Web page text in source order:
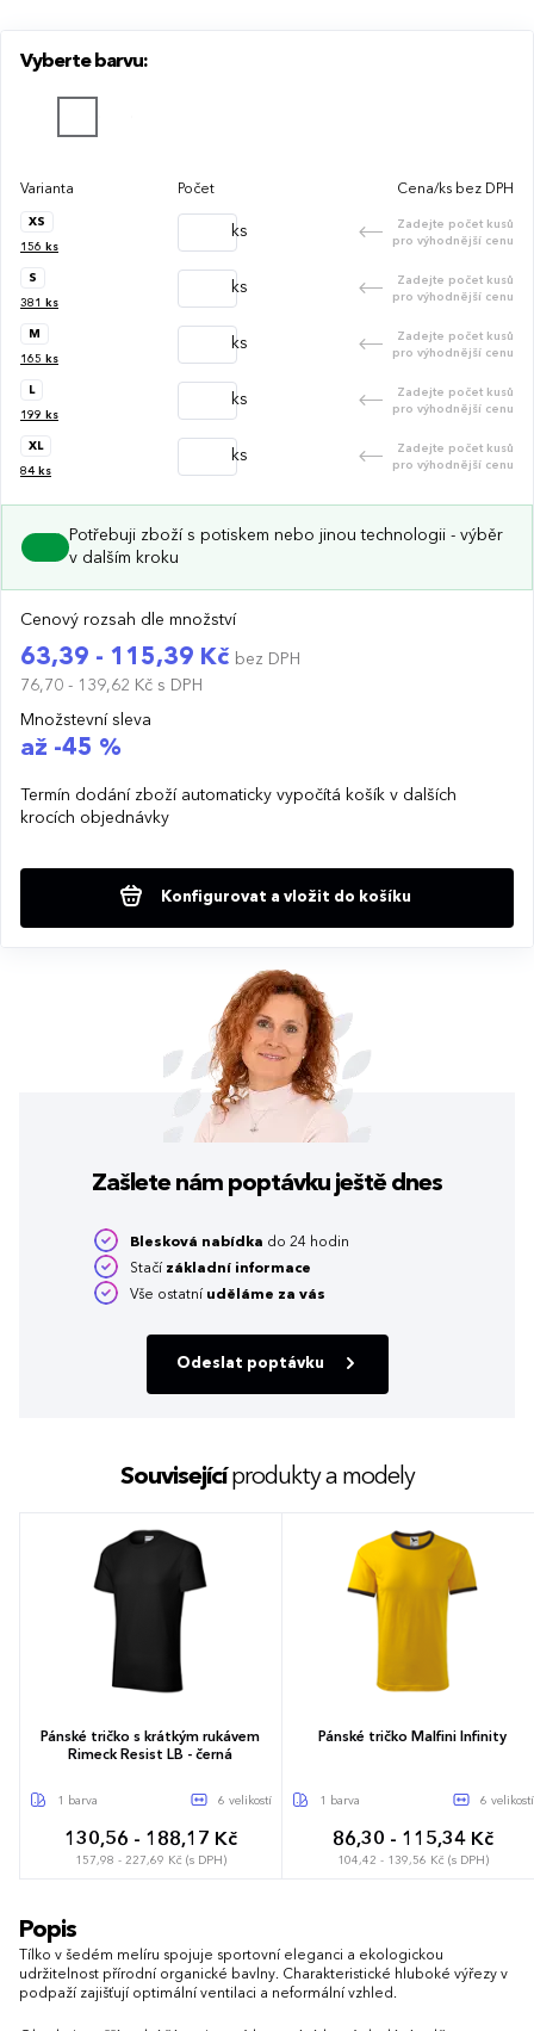
Vyberte barvu:
Varianta Počet Cena/ks bez DPH
XS
156 ks
ks
Zadejte počet kusů
pro výhodnější cenu
S
381 ks
ks
Zadejte počet kusů
pro výhodnější cenu
M
165 ks
ks
Zadejte počet kusů
pro výhodnější cenu
L
199 ks
ks
Zadejte počet kusů
pro výhodnější cenu
XL
84ks
ks
Zadejte počet kusů
pro výhodnější cenu
Potřebuji zboží s potiskem nebo jinou technologii - výběr
v dalším kroku
Cenový rozsah dle množství
63,39 - 115,39 Kč bez DPH
76,70 - 139,62 Kč s DPH
Množstevní sleva
až -45 %
Termín dodání zboží automaticky vypočítá košík v dalších
krocích objednávky
Konfigurovat a vložit do košíku
Zašlete nám poptávku ještě dnes
Blesková nabídka do 24 hodin
Stačí základní informace
Vše ostatní uděláme za vás
Odeslat poptávku
Souvisejícíprodukty a modely
Pánské tričko s krátkým rukávem
Rimeck Resist LB - černá
1 barva 6 velikostí
130,56 - 188,17 Kč
157,98 - 227,69 Kč (s DPH)
S
Pánské tričko Malfini Infinity
1 barva 6 velikostí
86,30 - 115,34 Kč
104,42 - 139,56 Kč (s DPH)
Popis
Tílko v šedém melíru spojuje sportovní eleganci a ekologickou
udržitelnost přírodní organické bavlny. Charakteristické hluboké výřezy v
podpaží zajišťují optimální ventilaci a neformální vzhled.